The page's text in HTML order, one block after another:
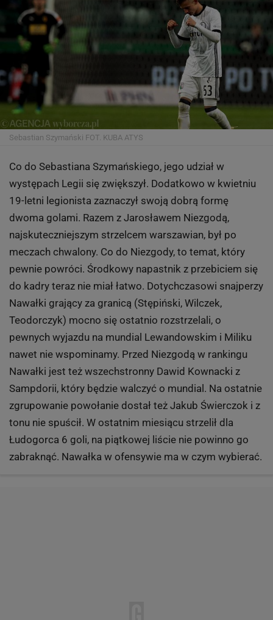
Sebastian Szymański FOT. KUBA ATYS
Co do Sebastiana Szymańskiego, jego udział w
występach Legii się zwiększył. Dodatkowo w kwietniu
19-letni legionista zaznaczył swoją dobrą formę
dwoma golami. Razem z Jarosławem Niezgodą,
najskuteczniejszym strzelcem warszawian, był po
meczach chwalony. Co do Niezgody, to temat, który
pewnie powróci. Środkowy napastnik z przebiciem się
do kadry teraz nie miał łatwo. Dotychczasowi snajperzy
Nawałki grający za granicą (Stępiński, Wilczek,
Teodorczyk) mocno się ostatnio rozstrzelali, o
pewnych wyjazdu na mundial Lewandowskim i Miliku
nawet nie wspominamy. Przed Niezgodą w rankingu
Nawałki jest też wszechstronny Dawid Kownacki z
Sampdorii, który będzie walczyć o mundial. Na ostatnie
zgrupowanie powołanie dostał też Jakub Świerczok i z
tonu nie spuścił. W ostatnim miesiącu strzelił dla
Łudogorca 6 goli, na piątkowej liście nie powinno go
zabraknąć. Nawałka w ofensywie ma w czym wybierać.